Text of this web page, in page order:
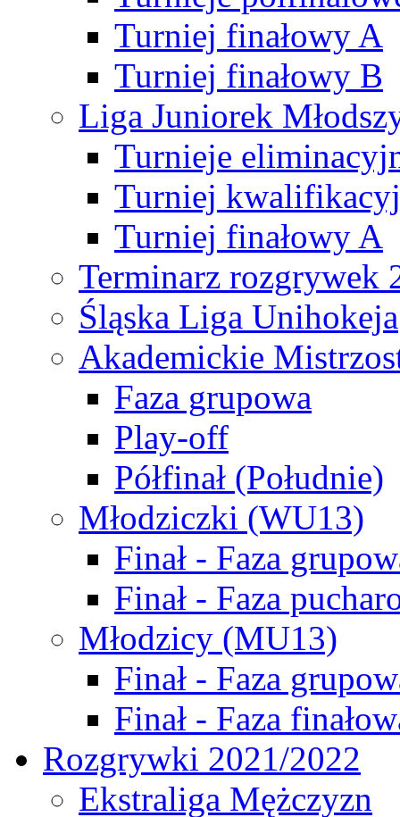
Turniej finałowy A
Turniej finałowy B
Liga Juniorek
Turnieje
Turniej
Turniej finałowy A
Terminarz rozgrywek
Śląska Liga Unihokeja
Akademickie
Faza grupowa
Play-off
Półfinał (Południe)
Młodziczki (WU13)
Finał - Faza
Finał - Faza
Młodzicy (MU13)
Finał - Faza
Finał - Faza
Rozgrywki 2021/2022
Ekstraliga Mężczyzn